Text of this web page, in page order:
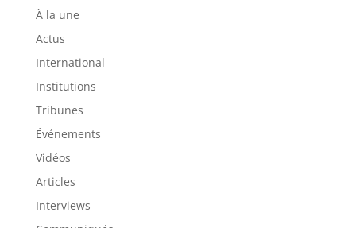
À la une
Actus
International
Institutions
Tribunes
Événements
Vidéos
Articles
Interviews